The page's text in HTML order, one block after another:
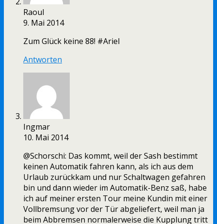
Raoul
9. Mai 2014
Zum Glück keine 88! #Ariel
Antworten
Ingmar
10. Mai 2014
@Schorschi: Das kommt, weil der Sash bestimmt
keinen Automatik fahren kann, als ich aus dem
Urlaub zurückkam und nur Schaltwagen gefahren
bin und dann wieder im Automatik-Benz saß, habe
ich auf meiner ersten Tour meine Kundin mit einer
Vollbremsung vor der Tür abgeliefert, weil man ja
beim Abbremsen normalerweise die Kupplung tritt